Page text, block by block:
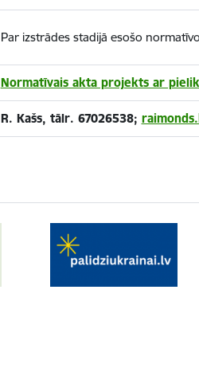
Par izstrādes stadijā esošo
Normatīvais akta projekts ar
R. Kašs, tālr. 67026538;